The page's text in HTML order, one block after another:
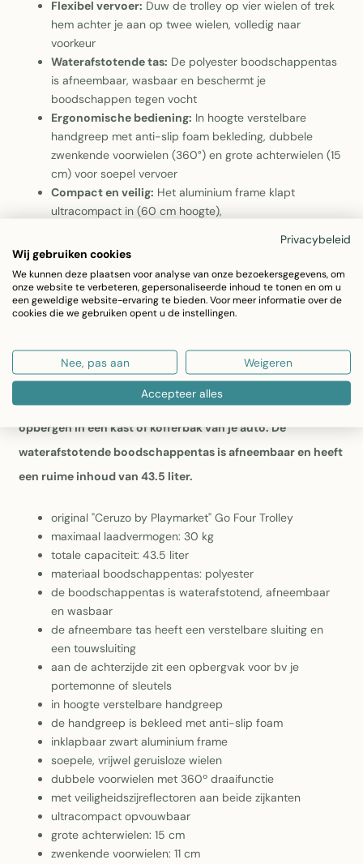
Flexibel vervoer: Duw de trolley op vier wielen of trek
hem achter je aan op twee wielen, volledig naar
voorkeur
Waterafstotende tas: De polyester boodschappentas
is afneembaar, wasbaar en beschermt je
boodschappen tegen vocht
Ergonomische bediening: In hoogte verstelbare
handgreep met anti-slip foam bekleding, dubbele
zwenkende voorwielen (360°) en grote achterwielen (15
cm) voor soepel vervoer
Compact en veilig: Het aluminium frame klapt
ultracompact in (60 cm hoogte),
opbergvak aan de achterzijde
Met deze praktische boodschappentrolley neem jij
gemakkelijk je boodschappen mee naar huis. De trolley
verstelbaar. Je kan hem zowel op 4 wielen voor je
uitduwen als op 2 wielen meetrekken. Het alumium frame
is eenvoudig in te klappen zodat je hem compact kan
opbergen in een kast of kofferbak van je auto.De
waterafstotende boodschappentas is afneembaar en heeft
een ruime inhoud van 43.5 liter.
original "Ceruzo by Playmarket" Go Four Trolley
maximaal laadvermogen: 30 kg
totale capaciteit: 43.5 liter
materiaal boodschappentas: polyester
de boodschappentas is waterafstotend, afneembaar
en wasbaar
de afneembare tas heeft een verstelbare sluiting en
een touwsluiting
aan de achterzijde zit een opbergvak voor bv je
portemonne of sleutels
in hoogte verstelbare handgreep
de handgreep is bekleed met anti-slip foam
inklapbaar zwart aluminium frame
soepele, vrijwel geruisloze wielen
dubbele voorwielen met 360º draaifunctie
met veiligheidszijreflectoren aan beide zijkanten
ultracompact opvouwbaar
grote achterwielen: 15 cm
zwenkende voorwielen: 11 cm
Privacybeleid
Wij gebruiken cookies
We kunnen deze plaatsen voor analyse van onze bezoekersgegevens, om
onze website te verbeteren, gepersonaliseerde inhoud te tonen en om u
een geweldige website-ervaring te bieden. Voor meer informatie over de
cookies die we gebruiken opent u de instellingen.
Nee, pas aan Weigeren
Accepteer alles